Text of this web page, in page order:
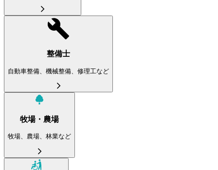
整備士
自動車整備、機械整備、修理工など
牧場・農場
牧場、農場、林業など